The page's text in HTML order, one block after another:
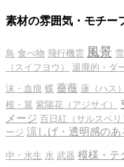
素材の雰囲気・モチー
鳥 食べ物 飛行機雲 風景
（スイフヨウ）
退廃的・ダ
沫・血痕 蝶 薔薇 蓮（ハス）
根・翼 紫陽花（アジサイ）
メージ 百日紅（サルスベリ
ージ 涼しげ・透明感のあ
中・水生 水 武器 模様・テ